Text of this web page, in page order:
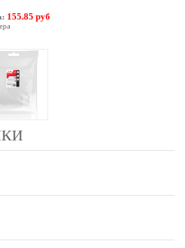
155.85 руб